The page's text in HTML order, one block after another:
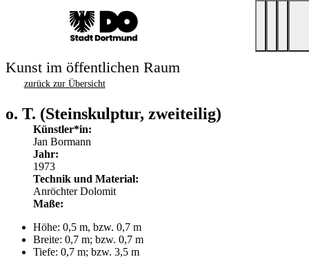
Kunst im öffentlichen Raum
zurück zur Übersicht
o. T. (Steinskulptur, zweiteilig)
Künstler*in:
Jan Bormann
Jahr:
1973
Technik und Material:
Anröchter Dolomit
Maße:
Höhe: 0,5 m, bzw. 0,7 m
Breite: 0,7 m; bzw. 0,7 m
Tiefe: 0,7 m; bzw. 3,5 m